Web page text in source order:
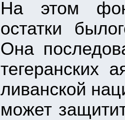
На этом
остатки
Она
тегеранских
ливанской
может